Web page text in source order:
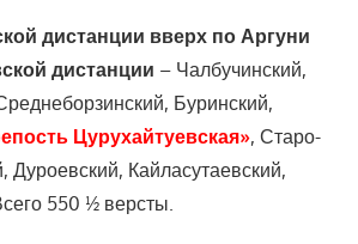
дистанции вверх по Аргуни
дистанции – Чалбучинский,
Буринский,
Цурухайтуевская», Старо-
Дуроевский, Кайласутаевский,
550 ½ версты.